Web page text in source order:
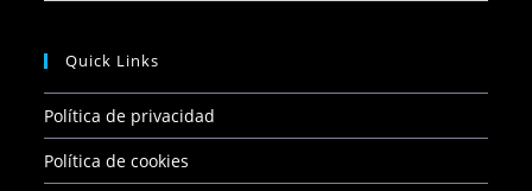
Quick Links
Política de privacidad
Política de cookies